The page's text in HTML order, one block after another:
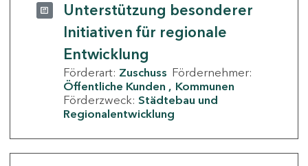
Unterstützung besonderer
Initiativen für regionale
Entwicklung
Förderart: Zuschuss Fördernehmer:
Öffentliche Kunden
Kommunen
Förderzweck: Städtebau und
Regionalentwicklung